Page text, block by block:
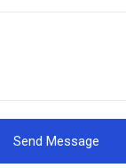
Send Message